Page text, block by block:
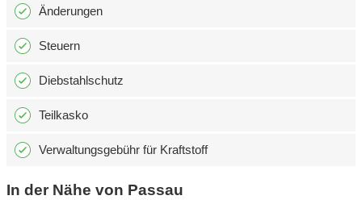
Änderungen
Steuern
Diebstahlschutz
Teilkasko
Verwaltungsgebühr für Kraftstoff
In der Nähe von Passau